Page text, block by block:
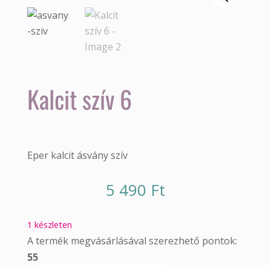
Kalcit szív 6
Eper kalcit ásvány szív
5 490 Ft
1 készleten
A termék megvásárlásával szerezhető pontok:
55